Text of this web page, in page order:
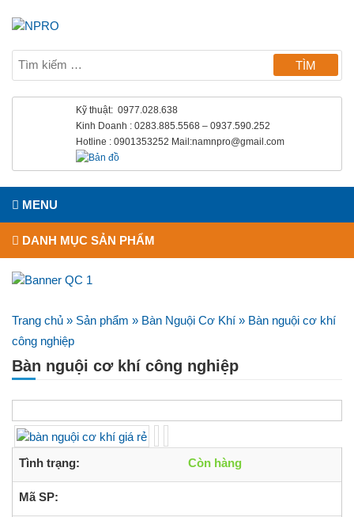
Kỹ thuật: 0977.028.638
Kinh Doanh : 0283.885.5568 – 0937.590.252
Hotline : 0901353252 Mail:namnpro@gmail.com
MENU
DANH MỤC SẢN PHẨM
Trang chủ » Sản phẩm » Bàn Nguội Cơ Khí » Bàn nguội cơ khí
công nghiệp
Bàn nguội cơ khí công nghiệp
Tình trạng: Còn hàng
Mã SP: